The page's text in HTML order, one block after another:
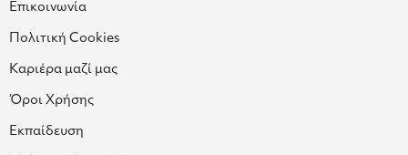
Επικοινωνία
Πολιτική Cookies
Καριέρα μαζί μας
Όροι Χρήσης
Εκπαίδευση